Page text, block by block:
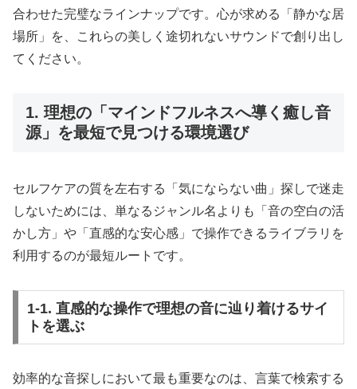
合わせた完璧なラインナップです。心が求める「静かな居
場所」を、これらの美しく途切れないサウンドで創り出し
てください。
1. 理想の「マインドフルネスへ導く癒し音
源」を最短で見つける環境選び
セルフケアの質を左右する「気にならない曲」探しで迷走
しないためには、単なるジャンル名よりも「音の空白の活
かし方」や「直感的な安心感」で操作できるライブラリを
利用するのが最短ルートです。
1-1. 直感的な操作で理想の音に辿り着けるサイ
トを選ぶ
効率的な音探しにおいて最も重要なのは、言葉で検索する